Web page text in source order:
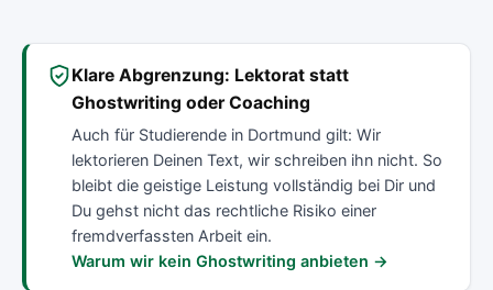
Klare Abgrenzung: Lektorat statt
Ghostwriting oder Coaching
Auch für Studierende in Dortmund gilt: Wir
lektorieren Deinen Text, wir schreiben ihn nicht. So
bleibt die geistige Leistung vollständig bei Dir und
Du gehst nicht das rechtliche Risiko einer
fremdverfassten Arbeit ein.
Warum wir kein Ghostwriting anbieten →